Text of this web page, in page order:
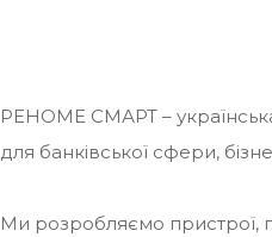
РЕНОМЕ СМАРТ – українська
для банківської сфери,
Ми розробляємо пристрої,